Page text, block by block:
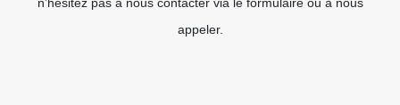
appeler.